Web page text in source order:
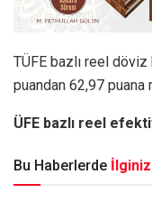
TÜFE bazlı reel
puandan 62,97
ÜFE bazlı reel
Bu Haberlerde